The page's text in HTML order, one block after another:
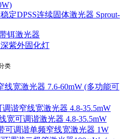
定DPSS连续固体激光器 Sprout-
铒激光器
紫外固化灯
类
线宽激光器 7.6-60mW (多功能可
调谐窄线宽激光器 4.8-35.5mW
宽可调谐激光器 4.8-35.5mW
可调谐单频窄线宽激光器 1W